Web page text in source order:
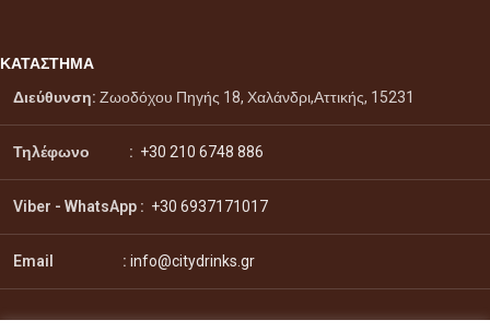
ΚΑΤΑΣΤΗΜΑ
Διεύθυνση: Ζωοδόχου Πηγής 18, Χαλάνδρι,Αττικής, 15231
Τηλέφωνο : +30 210 6748 886
Viber - WhatsApp : +30 6937171017
Email : info@citydrinks.gr